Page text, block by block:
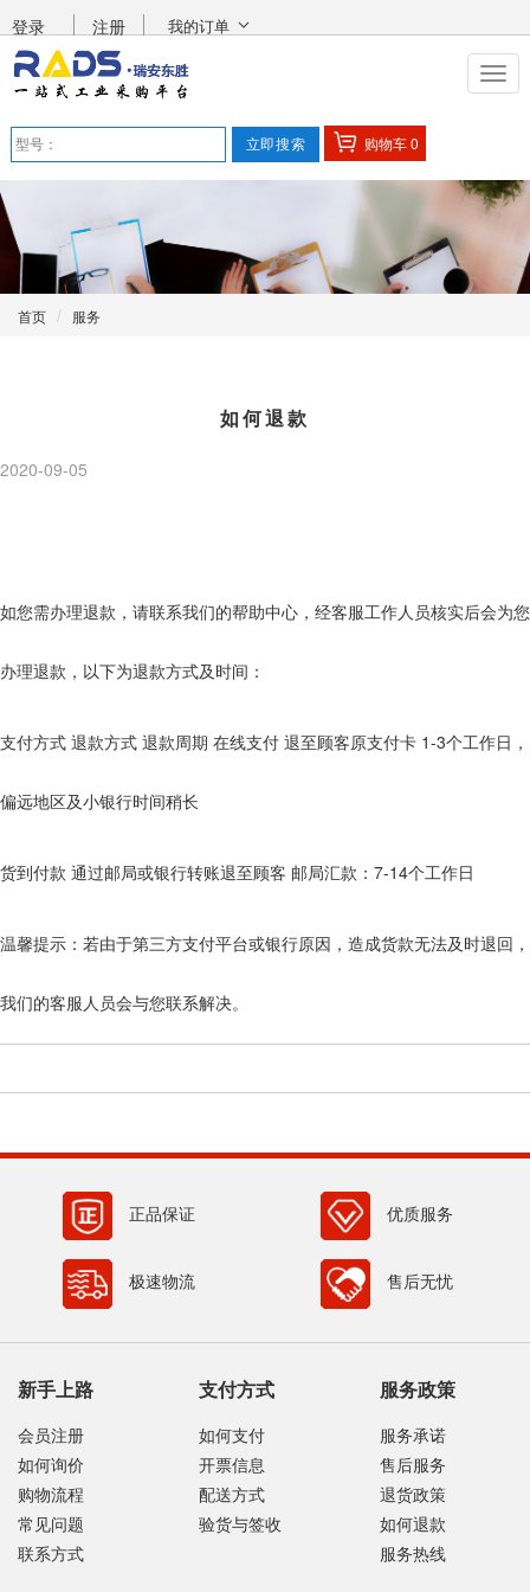
登录 注册 我的订单
购物车0
首页 服务
如何退款
2020-09-05
如您需办理退款，请联系我们的帮助中心，经客服工作人员核实后会为您
办理退款，以下为退款方式及时间：
支付方式 退款方式 退款周期 在线支付 退至顾客原支付卡 1-3个工作日，
偏远地区及小银行时间稍长
货到付款 通过邮局或银行转账退至顾客 邮局汇款：7-14个工作日
温馨提示：若由于第三方支付平台或银行原因，造成货款无法及时退回，
我们的客服人员会与您联系解决。
正品保证 优质服务
极速物流 售后无忧
新手上路
会员注册
如何询价
购物流程
常见问题
联系方式
支付方式
如何支付
开票信息
配送方式
验货与签收
服务政策
服务承诺
售后服务
退货政策
如何退款
服务热线